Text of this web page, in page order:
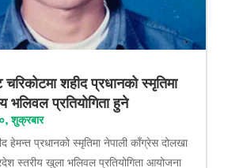
शहीद प्रधानको स्मृतिमा
भलिवल प्रतियोगिता हुने
शुक्रबार
हेमन्त प्रधानको स्मृतिमा नेपाली काँग्रेस दोलखा
स्तरीय खुला भलिवल प्रतियोगिता आयोजना